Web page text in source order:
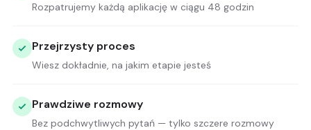
Rozpatrujemy każdą aplikację w ciągu 48 godzin
Przejrzysty proces
Wiesz dokładnie, na jakim etapie jesteś
Prawdziwe rozmowy
Bez podchwytliwych pytań — tylko szczere rozmowy